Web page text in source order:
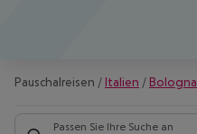
Pauschalreisen / Italien / Bologna
Passen Sie Ihre Suche an